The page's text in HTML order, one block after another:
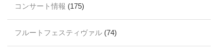
コンサート情報 (175)
フルートフェスティヴァル (74)